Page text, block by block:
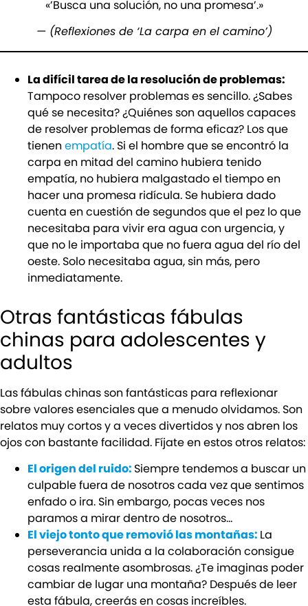
«’Busca una solución, no una promesa’.»
— (Reflexiones de ‘La carpa en el camino’)
La difícil tarea de la resolución de problemas:
Tampoco resolver problemas es sencillo. ¿Sabes
qué se necesita? ¿Quiénes son aquellos capaces
de resolver problemas de forma eficaz? Los que
tienenempatía. Si el hombre que se encontró la
carpa en mitad del camino hubiera tenido
empatía, no hubiera malgastado el tiempo en
hacer una promesa ridícula. Se hubiera dado
cuenta en cuestión de segundos que el pez lo que
necesitaba para vivir era agua con urgencia, y
que no le importaba que no fuera agua del río del
oeste. Solo necesitaba agua, sin más, pero
inmediatamente.
Otras fantásticas fábulas
chinas para adolescentes y
adultos
Las fábulas chinas son fantásticas para reflexionar
sobre valores esenciales que a menudo olvidamos. Son
relatos muy cortos y a veces divertidos y nos abren los
ojos con bastante facilidad. Fíjate en estos otros relatos:
El origen del ruido: Siempre tendemos a buscar un
culpable fuera de nosotros cada vez que sentimos
enfado o ira. Sin embargo, pocas veces nos
paramos a mirar dentro de nosotros…
El viejo tonto que removió las montañas: La
perseverancia unida a la colaboración consigue
cosas realmente asombrosas. ¿Te imaginas poder
cambiar de lugar una montaña? Después de leer
esta fábula, creerás en cosas increíbles.